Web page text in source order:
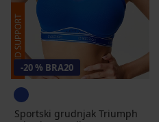
-20 % BRA20
Sportski grudnjak Triumph